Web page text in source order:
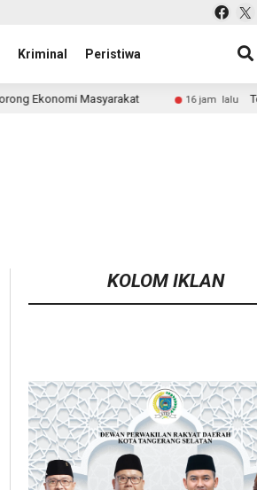
Kriminal Peristiwa
16 jam lalu Temukan 996 Benda
KOLOM IKLAN